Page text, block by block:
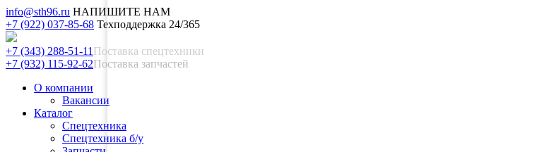
info@sth96.ru НАПИШИТЕ НАМ
+7 (922) 037-85-68 Техподдержка 24/365
+7 (343) 288-51-11 Поставка спецтехники
+7 (932) 115-92-62Поставка запчастей
О компании
Вакансии
Каталог
Спецтехника
Спецтехника б/у